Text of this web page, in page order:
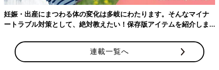
シューズといった贈りものが多く寄せられました。
【「靴」や「身体をつかうもの」】
行く予定です。上の子が今までにもらったものは、三輪車・車・
大きいブロック・ジャングルジムなどです。私達の考えで、身体
を使うもの、と決めています。
妊娠・出産にまつわる体の変化は多岐にわたります。そんなマイナ
ートラブル対策として、絶対教えたい！保存版アイテムを紹介しま
連載一覧へ